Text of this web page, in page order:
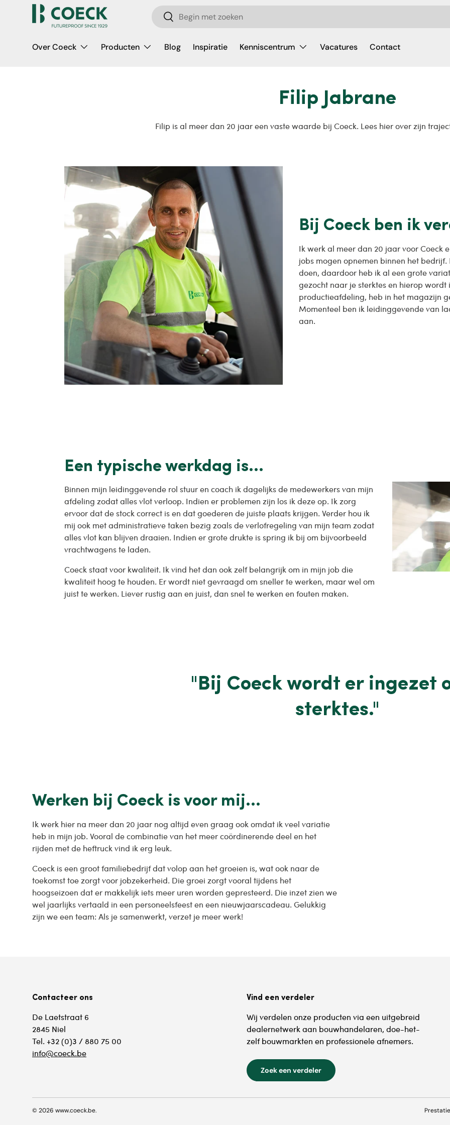
Ga naar inhoud Zoeken
Zoeken
Over Coeck Producten Blog Inspiratie Kenniscentrum Vacatures Contact
Filip Jabrane
Filip is al meer dan 20 jaar een vaste waarde bij Coeck. Lees hier over zijn
Bij Coeck ben ik
Ik werk al meer dan 20 jaar voor Coeck
jobs mogen opnemen binnen het
doen, daardoor heb ik al een grote
gezocht naar je sterktes en hierop
productieafdeling, heb in het magazijn
Momenteel ben ik leidinggevende van
aan.
Een typische werkdag is...
Binnen mijn leidinggevende rol stuur en coach ik dagelijks de medewerkers van mijn
afdeling zodat alles vlot verloop. Indien er problemen zijn los ik deze op. Ik zorg
ervoor dat de stock correct is en dat goederen de juiste plaats krijgen. Verder hou ik
mij ook met administratieve taken bezig zoals de verlofregeling van mijn team zodat
alles vlot kan blijven draaien. Indien er grote drukte is spring ik bij om bijvoorbeeld
vrachtwagens te laden.
Coeck staat voor kwaliteit. Ik vind het dan ook zelf belangrijk om in mijn job die
kwaliteit hoog te houden. Er wordt niet gevraagd om sneller te werken, maar wel om
juist te werken. Liever rustig aan en juist, dan snel te werken en fouten maken.
"Bij Coeck wordt er ingezet
sterktes."
Werken bij Coeck is voor mij…
Ik werk hier na meer dan 20 jaar nog altijd even graag ook omdat ik veel variatie
heb in mijn job. Vooral de combinatie van het meer coördinerende deel en het
rijden met de heftruck vind ik erg leuk.
Coeck is een groot familiebedrijf dat volop aan het groeien is, wat ook naar de
toekomst toe zorgt voor jobzekerheid. Die groei zorgt vooral tijdens het
hoogseizoen dat er makkelijk iets meer uren worden gepresteerd. Die inzet zien we
wel jaarlijks vertaald in een personeelsfeest en een nieuwjaarscadeau. Gelukkig
zijn we een team: Als je samenwerkt, verzet je meer werk!
Contacteer ons
De Laetstraat 6
2845 Niel
Tel. +32 (0)3 / 880 75 00
info@coeck.be
Vind een verdeler
Wij verdelen onze producten via een uitgebreid
dealernetwerk aan bouwhandelaren, doe-het-
zelf bouwmarkten en professionele afnemers.
Zoek een verdeler
© 2026 www.coeck.be.